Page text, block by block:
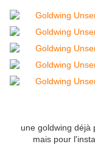
une goldwing déjà
mais pour